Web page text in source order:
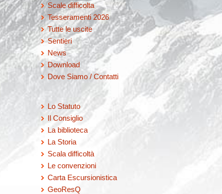
Scale difficolta
Tesseramenti 2026
Tutte le uscite
Sentieri
News
Download
Dove Siamo / Contatti
Lo Statuto
Il Consiglio
La biblioteca
La Storia
Scala difficoltà
Le convenzioni
Carta Escursionistica
GeoResQ